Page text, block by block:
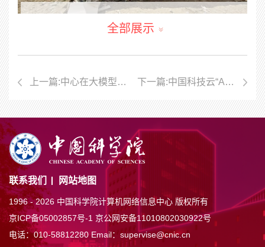
现场安装调试
责任编辑：郎杨琴
全部展示
上一篇:中心在大模型驱动拓扑材料智能发现研究中取得进展 下一篇:中国科技云“AI之星”青年科学家创新基金启动会召开
联系我们 网站地图
1996 -2026 中国科学院计算机网络信息中心 版权所有
京ICP备05002857号-1 京公网安备11010802030922号
电话：010-58812280 Email：supervise@cnic.cn